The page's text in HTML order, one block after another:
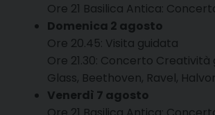
Ore 21 Basilica Antica:
Domenica 2 agosto
Ore 20.45: Visita guidata
Ore 21.30: Concerto Creatività
Glass, Beethoven, Ravel,
Venerdì 7 agosto